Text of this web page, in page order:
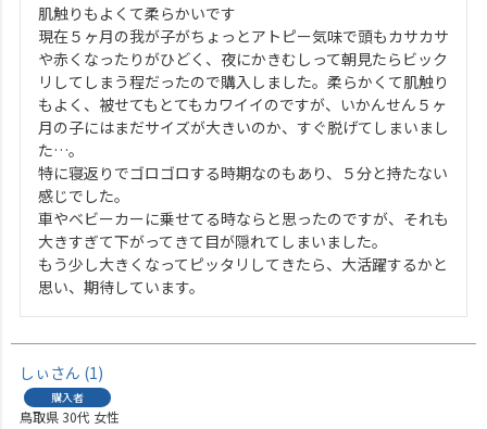
肌触りもよくて柔らかいです
現在５ヶ月の我が子がちょっとアトピー気味で頭もカサカサ
や赤くなったりがひどく、夜にかきむしって朝見たらビック
リしてしまう程だったので購入しました。柔らかくて肌触り
もよく、被せてもとてもカワイイのですが、いかんせん５ヶ
月の子にはまだサイズが大きいのか、すぐ脱げてしまいまし
た…。
特に寝返りでゴロゴロする時期なのもあり、５分と持たない
感じでした。
車やベビーカーに乗せてる時ならと思ったのですが、それも
大きすぎて下がってきて目が隠れてしまいました。
もう少し大きくなってピッタリしてきたら、大活躍するかと
しぃ 1
購入者
鳥取県30代 女性